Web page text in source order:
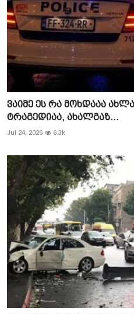
ვაიმე ეს რა მოხდააა
ტრაგედიაა, ახალგაზ...
Jul 24, 2026 6.3k